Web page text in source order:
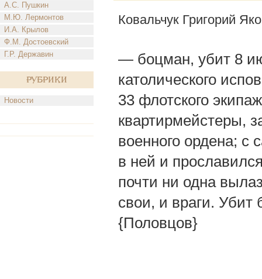
А.С. Пушкин
М.Ю. Лермонтов
И.А. Крылов
Ф.М. Достоевский
Г.Р. Державин
Рубрики
Новости
Ковальчук Григорий
— боцман, убит 8
католического
33 флотского
квартирмейстеры,
военного ордена; с
в ней и
почти ни одна
свои, и враги.
{Половцов}